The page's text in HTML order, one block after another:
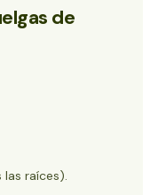
de
raíces).